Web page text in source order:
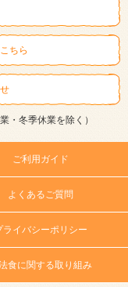
ちら
・冬季休業を除く）
ご利用ガイド
よくあるご質問
ライバシーポリシー
食に関する取り組み